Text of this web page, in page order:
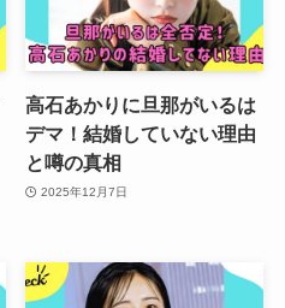
高石あかりに旦那がいるは
デマ！結婚していない理由
と噂の真相
2025年12月7日